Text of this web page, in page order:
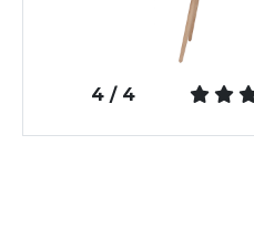
4 / 4